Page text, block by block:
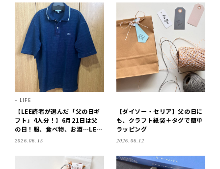
LIFE
【LEE読者が選んだ「父の日ギ
フト」4人分！】6月21日は父
の日！服、食べ物、お酒…LEE
100人隊がリアルにセレクトし
2026.06.15
【ダイソー・セリア】父の日に
も、クラフト紙袋＋タグで簡単
ラッピング
2026.06.12